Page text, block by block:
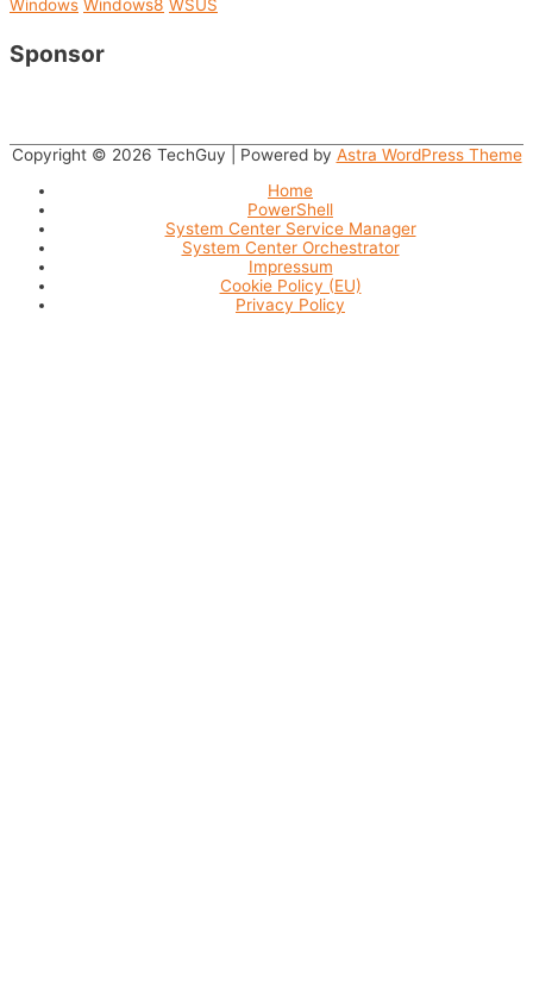
Windows Windows8 WSUS
Sponsor
Copyright © 2026 TechGuy | Powered by Astra WordPress Theme
Home
PowerShell
System Center Service Manager
System Center Orchestrator
Impressum
Cookie Policy (EU)
Privacy Policy